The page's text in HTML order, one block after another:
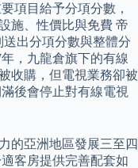
項目給予分項分數，
施、性價比與免費 帝
出分項分數與整體分
，九龍倉旗下的有線
收購，但電視業務卻被
後會停止對有線電視
的亞洲地區發展三至四
客房提供完善配套如